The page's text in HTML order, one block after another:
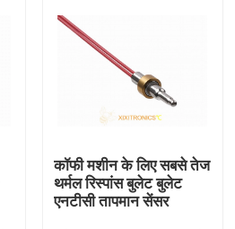
कॉफी मशीन के लिए सबसे तेज
थर्मल रिस्पांस बुलेट बुलेट
एनटीसी तापमान सेंसर